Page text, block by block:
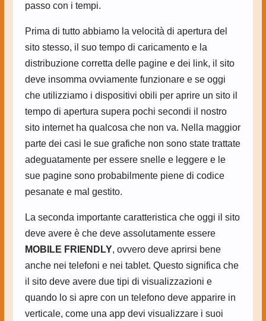
passo con i tempi.
Prima di tutto abbiamo la velocità di apertura del
sito stesso, il suo tempo di caricamento e la
distribuzione corretta delle pagine e dei link, il sito
deve insomma ovviamente funzionare e se oggi
che utilizziamo i dispositivi obili per aprire un sito il
tempo di apertura supera pochi secondi il nostro
sito internet ha qualcosa che non va. Nella maggior
parte dei casi le sue grafiche non sono state trattate
adeguatamente per essere snelle e leggere e le
sue pagine sono probabilmente piene di codice
pesanate e mal gestito.
La seconda importante caratteristica che oggi il sito
deve avere è che deve assolutamente essere
MOBILE FRIENDLY, ovvero deve aprirsi bene
anche nei telefoni e nei tablet. Questo significa che
il sito deve avere due tipi di visualizzazioni e
quando lo si apre con un telefono deve apparire in
verticale, come una app devi visualizzare i suoi